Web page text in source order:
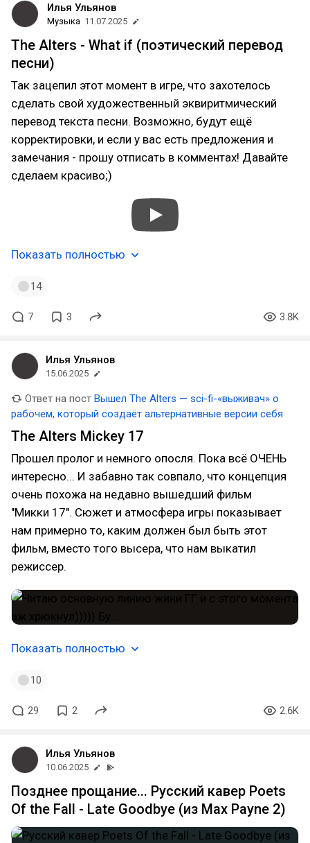
Илья Ульянов
Музыка 11.07.2025
The Alters - What if (поэтический перевод
песни)
Так зацепил этот момент в игре, что захотелось
сделать свой художественный эквиритмический
перевод текста песни. Возможно, будут ещё
корректировки, и если у вас есть предложения и
замечания - прошу отписать в комментах! Давайте
сделаем красиво;)
Показать полностью
14
7 3 3.8K
Илья Ульянов
15.06.2025
Ответ на пост Вышел The Alters — sci-fi-«выживач» о
рабочем, который создаёт альтернативные версии себя
The Alters Mickey 17
Прошел пролог и немного опосля. Пока всё ОЧЕНЬ
интересно... И забавно так совпало, что концепция
очень похожа на недавно вышедший фильм
"Микки 17". Сюжет и атмосфера игры показывает
нам примерно то, каким должен был быть этот
фильм, вместо того высера, что нам выкатил
режиссер.
Показать полностью
10
29 2 2.6K
Илья Ульянов
10.06.2025
Позднее прощание... Русский кавер Poets
Of the Fall - Late Goodbye (из Max Payne 2)